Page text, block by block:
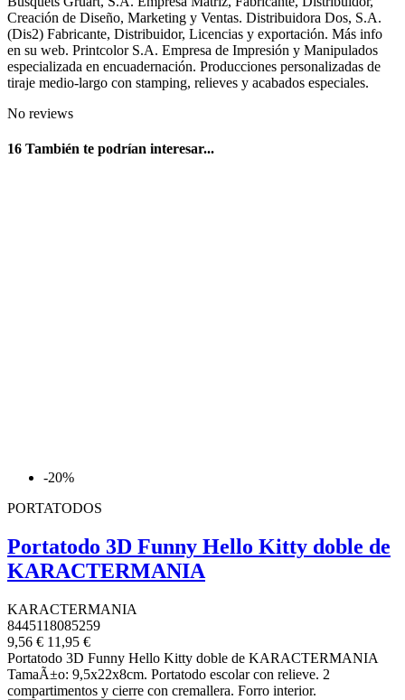
Creación de Diseño, Marketing y Ventas. Distribuidora Dos, S.A.
(Dis2) Fabricante, Distribuidor, Licencias y exportación. Más info
en su web. Printcolor S.A. Empresa de Impresión y Manipulados
especializada en encuadernación. Producciones personalizadas de
tiraje medio-largo con stamping, relieves y acabados especiales.
No reviews
16 También te podrían interesar...
-20%
PORTATODOS
Portatodo 3D Funny Hello Kitty doble de
KARACTERMANIA
KARACTERMANIA
8445118085259
9,56 € 11,95 €
Portatodo 3D Funny Hello Kitty doble de KARACTERMANIA
TamaÃ±o: 9,5x22x8cm. Portatodo escolar con relieve. 2
compartimentos y cierre con cremallera. Forro interior.